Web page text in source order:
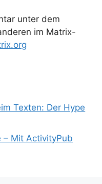
unter dem
im Matrix-
Texten: Der Hype
– Mit ActivityPub